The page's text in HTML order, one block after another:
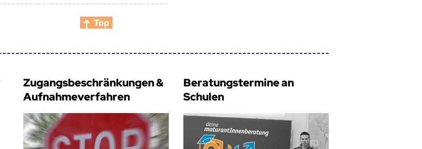
Top
Zugangsbeschränkungen &
Aufnahmeverfahren
Beratungstermine an
Schulen